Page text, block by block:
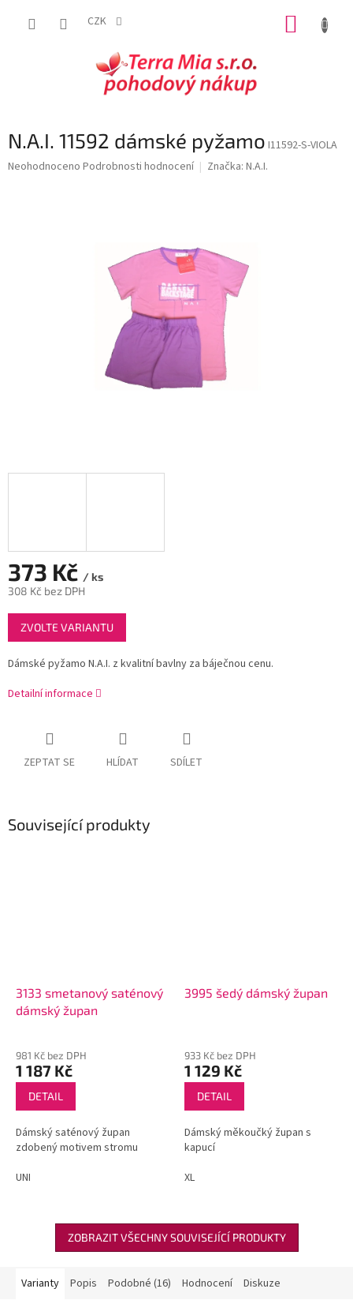
CZK
N.A.I. 11592 dámské pyžamo I11592-S-VIOLA
Průměrné
Neohodnoceno Podrobnosti hodnocení Značka: N.A.I.
373 Kč / ks
308 Kč bez DPH
Měrná
cena:
ZVOLTE VARIANTU
Dámské pyžamo N.A.I. z kvalitní bavlny za báječnou cenu.
Detailní informace
ZEPTAT SE HLÍDAT SDÍLET
Související produkty
3133 smetanový saténový
dámský župan
981 Kč bez DPH
1 187 Kč
DETAIL
Dámský saténový župan
zdobený motivem stromu
UNI
3995 šedý dámský župan
933 Kč bez DPH
1 129 Kč
DETAIL
Dámský měkoučký župan s
kapucí
XL
ZOBRAZIT VŠECHNY SOUVISEJÍCÍ PRODUKTY
Varianty Popis Podobné (16) Hodnocení Diskuze